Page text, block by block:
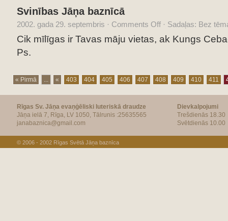
Svinības Jāņa baznīcā
2002. gada 29. septembris · Comments Off · Sadaļas: Bez
Cik mīlīgas ir Tavas māju vietas, ak Kungs
Ps.
« Pirmā ... « 403 404 405 406 407 408 409 410 411
Rīgas Sv. Jāņa evaņģēliski luteriskā draudze
Jāņa ielā 7, Rīga, LV 1050, Tālrunis :25635565
janabaznica@gmail.com
Dievkalpojumi
Trešdienās 18.30
Svētdienās 10.00
© 2006 - 2002 Rīgas Svētā Jāņa baznīca